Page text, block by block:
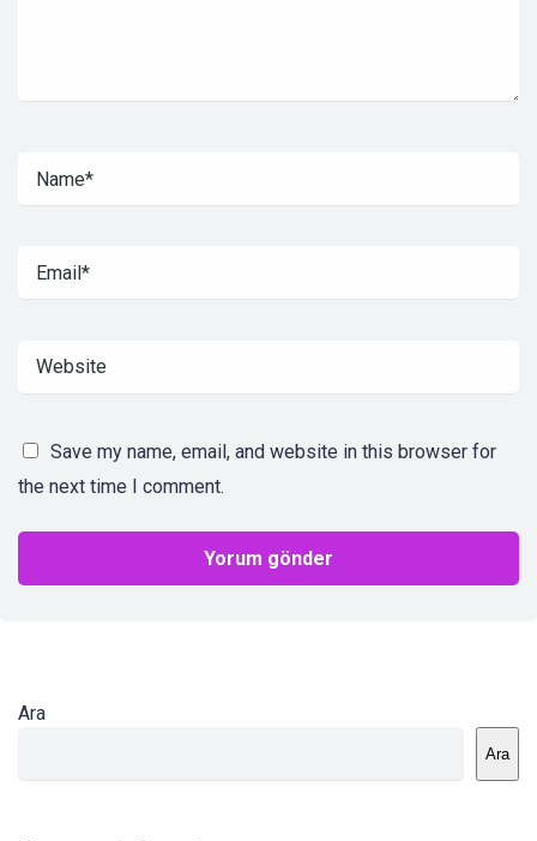
Save my name, email, and website in this browser for
the next time I comment.
Ara
Ara